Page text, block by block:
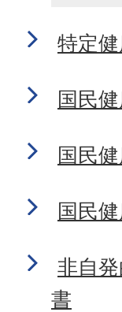
特定
国民
国民
国民
非自
書